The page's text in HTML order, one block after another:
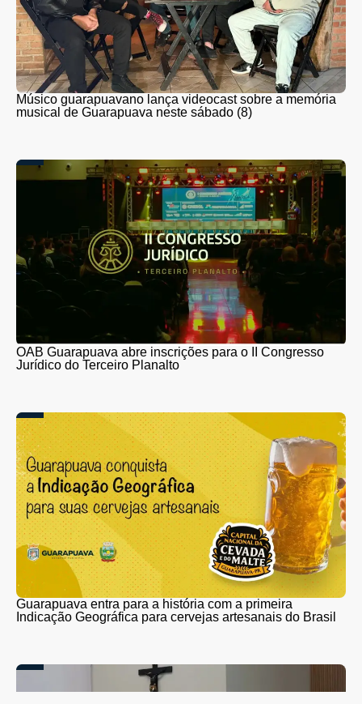
Músico guarapuavano lança videocast sobre a memória
musical de Guarapuava neste sábado (8)
OAB Guarapuava abre inscrições para o II Congresso
Jurídico do Terceiro Planalto
Guarapuava entra para a história com a primeira
Indicação Geográfica para cervejas artesanais do Brasil